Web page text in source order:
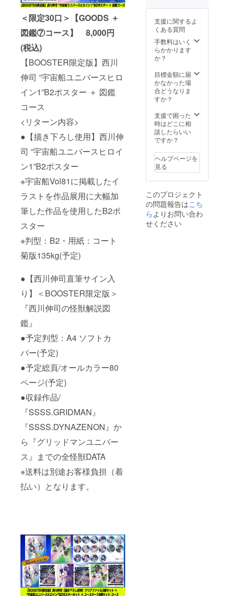
＜限定30口＞【GOODS ＋
図鑑⑦コース】 8,000円
(税込)
【BOOSTER限定版】西川
伸司 “宇宙船ユニバースヒロ
イン1”B2ポスター ＋ 図鑑
コース
<リターン内容>
●【描き下ろし使用】西川伸
司 “宇宙船ユニバースヒロイ
ン1”B2ポスター
※宇宙船Vol81に掲載したイ
ラストを作品展用に大幅加
筆した作品を使用したB2ポ
スター
※判型：B2・用紙：コート
菊版135kg(予定)
●【西川伸司直筆サイン入
り】＜BOOSTER限定版＞
『西川伸司の怪獣解説図
鑑』
●予定判型：A4 ソフトカ
バー(予定)
●予定総頁/オールカラー80
ページ(予定)
●収録作品/
『SSSS.GRIDMAN』
『SSSS.DYNAZENON』か
ら『グリッドマンユニバー
ス』までの全怪獣DATA
※送料は別途お客様負担（着
払い）となります。
ニバー
ス』ま
での全
怪獣
DATA
※2024
お届け
となり
ます。
なりま
す。 ※
送料は
別途お
客様負
担（着
となり
ます。
※画像
は、イ
メージ
です。
ページ
・収録
作品/
『SSSS
.GRIDM
AN』
ENON
』から
『グ
ニバー
ス』ま
での全
怪獣紹
権は版
帰属し
ます。
※2024
年7月下
旬頃の
お届け
となり
クター
は1体の
みとな
りま
す。
（A4サ
エスト
につい
てのご
SS.GRI
DMAN
』
『SSSS
ENON
』『グ
リッド
マン ユ
ス』か
らリク
エスト
くださ
マン ユ
ニバー
ス』”ア
カネ&ア
レクシ
ス・ケ
複製原
画につ
いて ・
（絵
柄）A2
サイズ
(H約
約
420mm
)／（額
寸法）
ズ(H約
728 × W
約
515mm
) ※版権
です。
ターン
内容＞
●【リク
エスト
可】直
ラーイ
ラスト
原画
●【西川
筆サイ
ン入
り】＜
BOOST
版＞
『西川
伸司の
怪獣解
鑑』 ※
直筆カ
ラーイ
ラスト
原画に
支援に関するよ
くある質問
手数料はいく
らかかります
か？
目標金額に届
かなかった場
合どうなりま
すか？
支援で困った
時はどこに相
談したらいい
ですか？
ヘルプページを
見る
このプロジェクト
の問題報告はこち
らよりお問い合わ
せください